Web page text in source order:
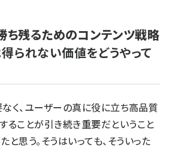
ち残るためのコンテンツ戦略
られない価値をどうやって
く、ユーザーの真に役に立ち高品質
ることが引き続き重要だということ
思う。そうはいっても、そういった